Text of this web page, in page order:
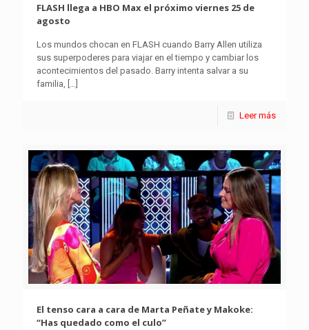
FLASH llega a HBO Max el próximo viernes 25 de
agosto
Los mundos chocan en FLASH cuando Barry Allen utiliza
sus superpoderes para viajar en el tiempo y cambiar los
acontecimientos del pasado. Barry intenta salvar a su
familia, […]
Leer más
El tenso cara a cara de Marta Peñate y Makoke:
“Has quedado como el culo”